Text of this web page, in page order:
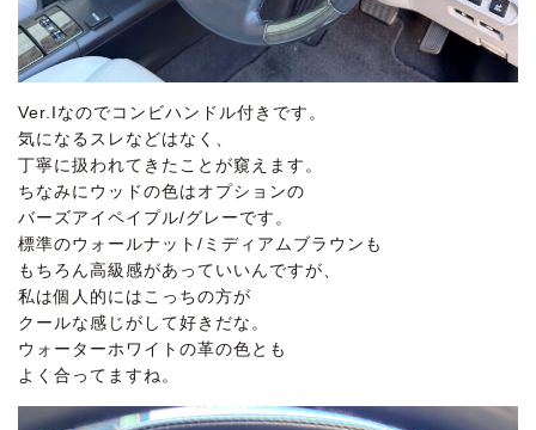
Ver.Iなのでコンビハンドル付きです。
気になるスレなどはなく、
丁寧に扱われてきたことが窺えます。
ちなみにウッドの色はオプションの
バーズアイペイプル/グレーです。
標準のウォールナット/ミディアムブラウンも
もちろん高級感があっていいんですが、
私は個人的にはこっちの方が
クールな感じがして好きだな。
ウォーターホワイトの革の色とも
よく合ってますね。